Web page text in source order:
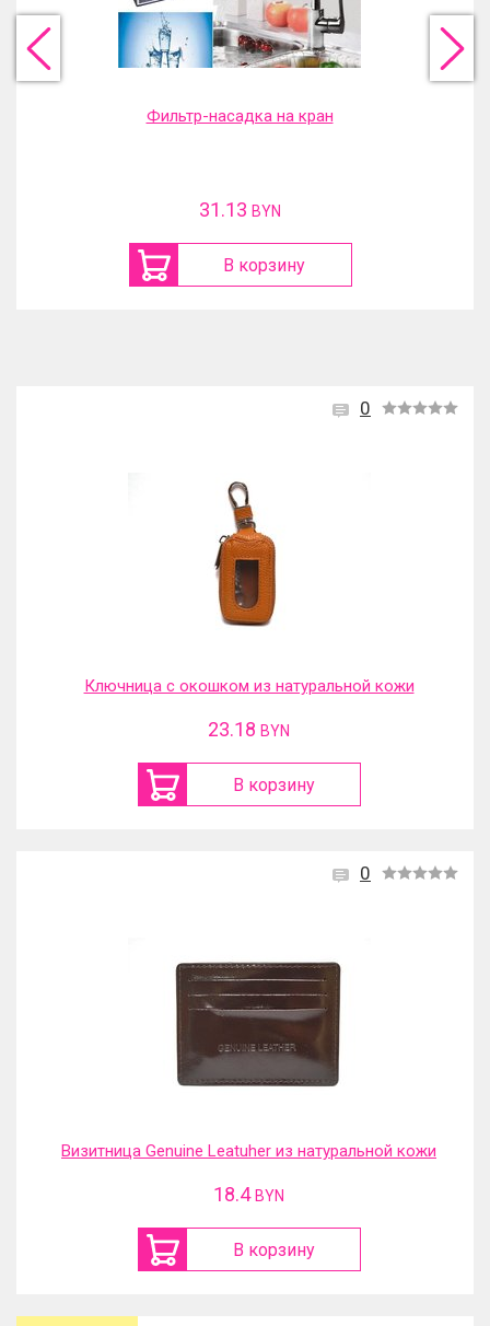
Фильтр-насадка на кран
31.13 BYN
В корзину
0
Ключница с окошком из натуральной кожи
23.18 BYN
В корзину
0
Визитница Genuine Leatuher из натуральной кожи
18.4 BYN
В корзину